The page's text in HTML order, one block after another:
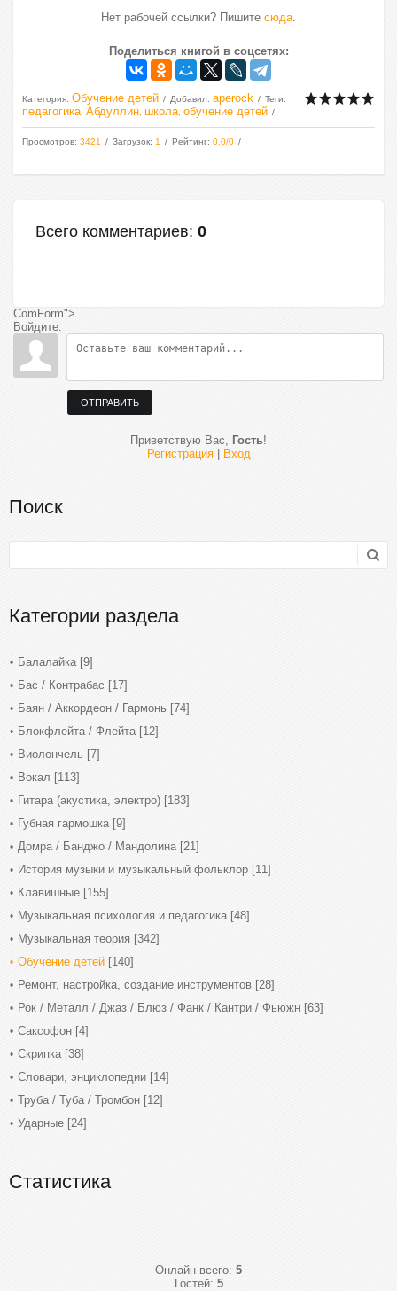
Нет рабочей ссылки? Пишите сюда.
Поделиться книгой в соцсетях:
Категория: Обучение детей Добавил: aperock Теги:
педагогика Абдуллин школа обучение детей
Просмотров: 3421 Загрузок: 1 Рейтинг: 0.0/0
Всего комментариев: 0
ComForm">
Войдите:
ОТПРАВИТЬ
Приветствую Вас, Гость!
Регистрация| Вход
Поиск
Категории раздела
Балалайка [9]
Бас / Контрабас [17]
Баян / Аккордеон / Гармонь [74]
Блокфлейта / Флейта [12]
Виолончель [7]
Вокал [113]
Гитара (акустика, электро) [183]
Губная гармошка [9]
Домра / Банджо / Мандолина [21]
История музыки и музыкальный фольклор [11]
Клавишные [155]
Музыкальная психология и педагогика [48]
Музыкальная теория [342]
Обучение детей [140]
Ремонт, настройка, создание инструментов [28]
Рок / Металл / Джаз / Блюз / Фанк / Кантри / Фьюжн [63]
Саксофон [4]
Скрипка [38]
Словари, энциклопедии [14]
Труба / Туба / Тромбон [12]
Ударные [24]
Статистика
Онлайн всего: 5
Гостей: 5